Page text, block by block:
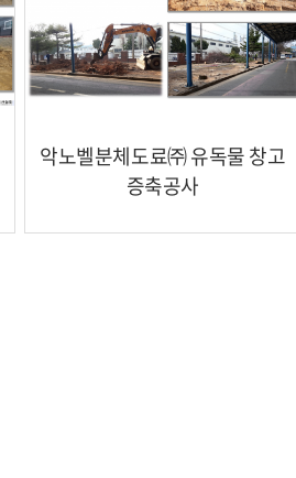
악노벨분체도료㈜ 유독물 창고
증축공사